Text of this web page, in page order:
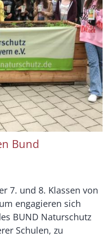
Bund
7. und 8. Klassen von
engagieren sich
BUND Naturschutz
Schulen, zu